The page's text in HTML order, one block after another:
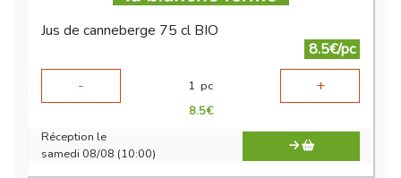
Jus de canneberge 75 cl BIO
8.5€/pc
-
1 pc +
8.5€
Réception le
samedi 08/08 (10:00)